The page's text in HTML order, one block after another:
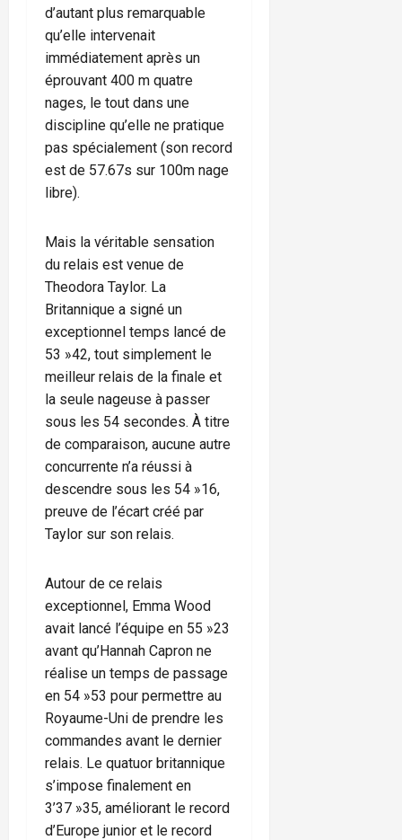
d’autant plus remarquable
qu’elle intervenait
immédiatement après un
éprouvant 400 m quatre
nages, le tout dans une
discipline qu’elle ne pratique
pas spécialement (son record
est de 57.67s sur 100m nage
libre).
Mais la véritable sensation
du relais est venue de
Theodora Taylor. La
Britannique a signé un
exceptionnel temps lancé de
53 »42, tout simplement le
meilleur relais de la finale et
la seule nageuse à passer
sous les 54 secondes. À titre
de comparaison, aucune autre
concurrente n’a réussi à
descendre sous les 54 »16,
preuve de l’écart créé par
Taylor sur son relais.
Autour de ce relais
exceptionnel, Emma Wood
avait lancé l’équipe en 55 »23
avant qu’Hannah Capron ne
réalise un temps de passage
en 54 »53 pour permettre au
Royaume-Uni de prendre les
commandes avant le dernier
relais. Le quatuor britannique
s’impose finalement en
3’37 »35, améliorant le record
d’Europe junior et le record